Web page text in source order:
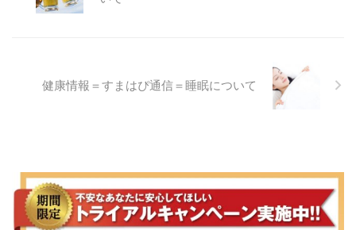
健康情報＝すまはぴ通信＝睡眠について